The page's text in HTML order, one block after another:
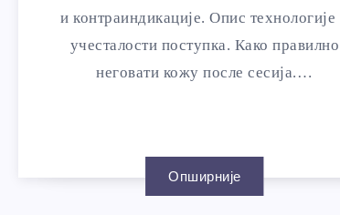
и контраиндикације. Опис технологије
учесталости поступка. Како правилно
неговати кожу после сесија.…
Опширније